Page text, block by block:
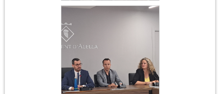
Constitució
Ajuntament 17 de juny